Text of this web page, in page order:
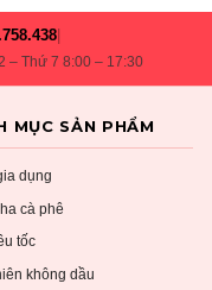
– Thứ 7 8:00 – 17:30
MỤC SẢN PHẨM
dụng
cà phê
tốc
không dầu